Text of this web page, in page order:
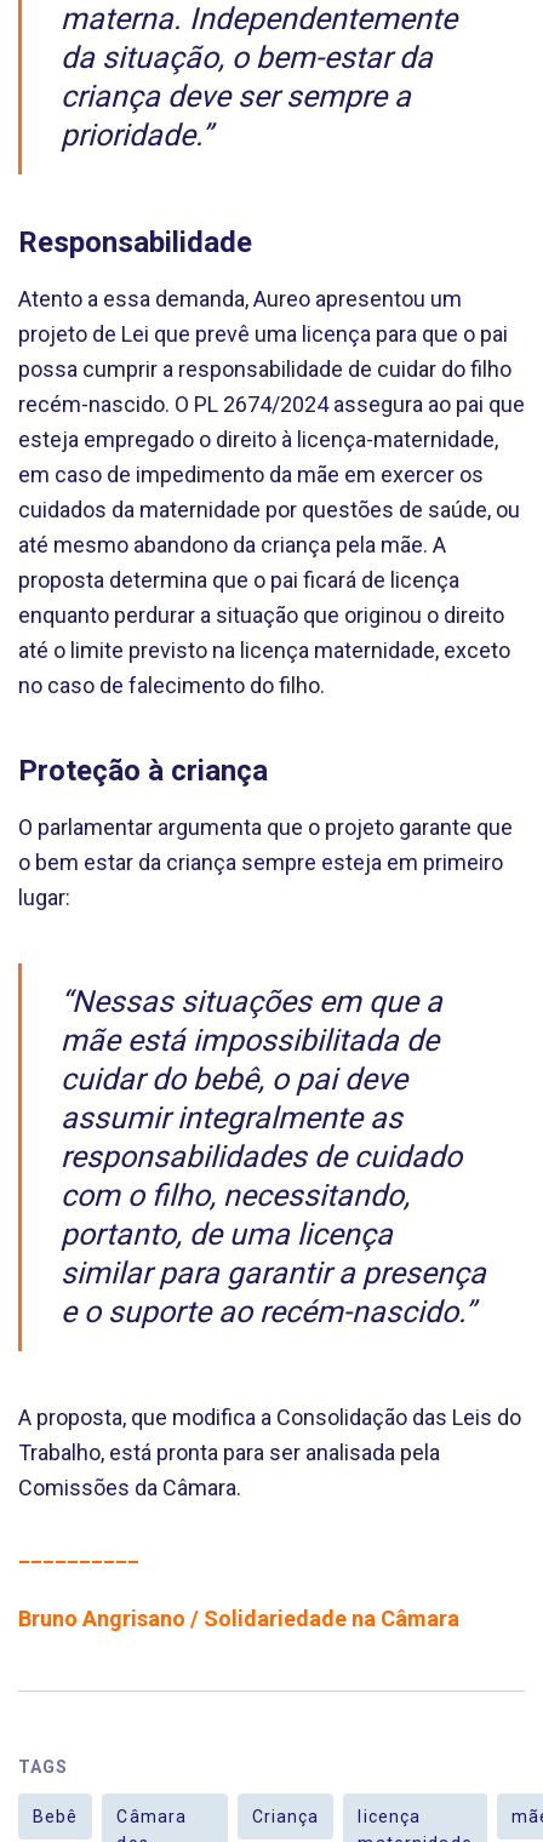
materna. Independentemente
da situação, o bem-estar da
criança deve ser sempre a
prioridade.”
Responsabilidade
Atento a essa demanda, Aureo apresentou um
projeto de Lei que prevê uma licença para que o pai
possa cumprir a responsabilidade de cuidar do filho
recém-nascido. O PL 2674/2024 assegura ao pai que
esteja empregado o direito à licença-maternidade,
em caso de impedimento da mãe em exercer os
cuidados da maternidade por questões de saúde, ou
até mesmo abandono da criança pela mãe. A
proposta determina que o pai ficará de licença
enquanto perdurar a situação que originou o direito
até o limite previsto na licença maternidade, exceto
no caso de falecimento do filho.
Proteção à criança
O parlamentar argumenta que o projeto garante que
o bem estar da criança sempre esteja em primeiro
lugar:
“Nessas situações em que a
mãe está impossibilitada de
cuidar do bebê, o pai deve
assumir integralmente as
responsabilidades de cuidado
com o filho, necessitando,
portanto, de uma licença
similar para garantir a presença
e o suporte ao recém-nascido.”
A proposta, que modifica a Consolidação das Leis do
Trabalho, está pronta para ser analisada pela
Comissões da Câmara.
Bruno Angrisano / Solidariedade na Câmara
TAGS
Bebê
Câmara
Criança
licença